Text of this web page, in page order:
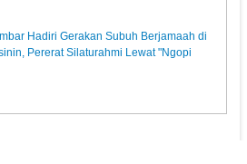
Hadiri Gerakan Subuh Berjamaah di
Pererat Silaturahmi Lewat "Ngopi